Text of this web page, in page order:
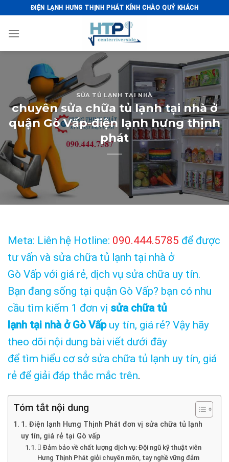
to
content
ĐIỆN LẠNH HƯNG THỊNH PHÁT KÍNH CHÀO QUÝ KHÁCH
SỬA TỦ LẠNH TẠI NHÀ
chuyên sửa chữa tủ lạnh tại nhà ở
quận Gò Vấp-điện lạnh hưng thịnh
phát
Meta: Liên hệ Hotline: 090.444.5785 để được
tư vấn và sửa chữa tủ lạnh tại nhà ở
Gò Vấp với giá rẻ, dịch vụ sửa chữa uy tín.
Bạn đang sống tại quận Gò Vấp? bạn có nhu
cầu tìm kiếm 1 đơn vị sửa chữa tủ
lạnh tại nhà ở Gò Vấpuy tín, giá rẻ? Vậy hãy
theo dõi nội dung bài viết dưới đây
để tìm hiểu cơ sở sửa chữa tủ lạnh uy tín, giá
rẻ để giải đáp thắc mắc trên.
Tóm tắt nội dung
1. Điện lạnh Hưng Thịnh Phát đơn vị sửa chữa tủ lạnh
uy tín, giá rẻ tại Gò vấp
 Đảm bảo về chất lượng dịch vụ: Đội ngũ kỹ thuật viên
Hưng Thịnh Phát giỏi chuyên môn, tay nghề vững đảm